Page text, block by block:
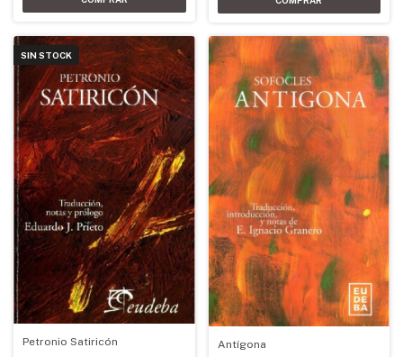
SIN STOCK
Petronio Satiricón Antígona